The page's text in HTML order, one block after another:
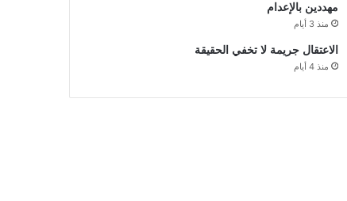
مهددين بالإعدام
منذ 3 أيام
الاعتقال جريمة لا تخفي الحقيقة
منذ 4 أيام